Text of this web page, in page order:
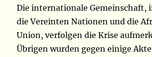
Die internationale Gemeinschaft,
die Vereinten Nationen und die
Union, verfolgen die Krise
Übrigen wurden gegen einige